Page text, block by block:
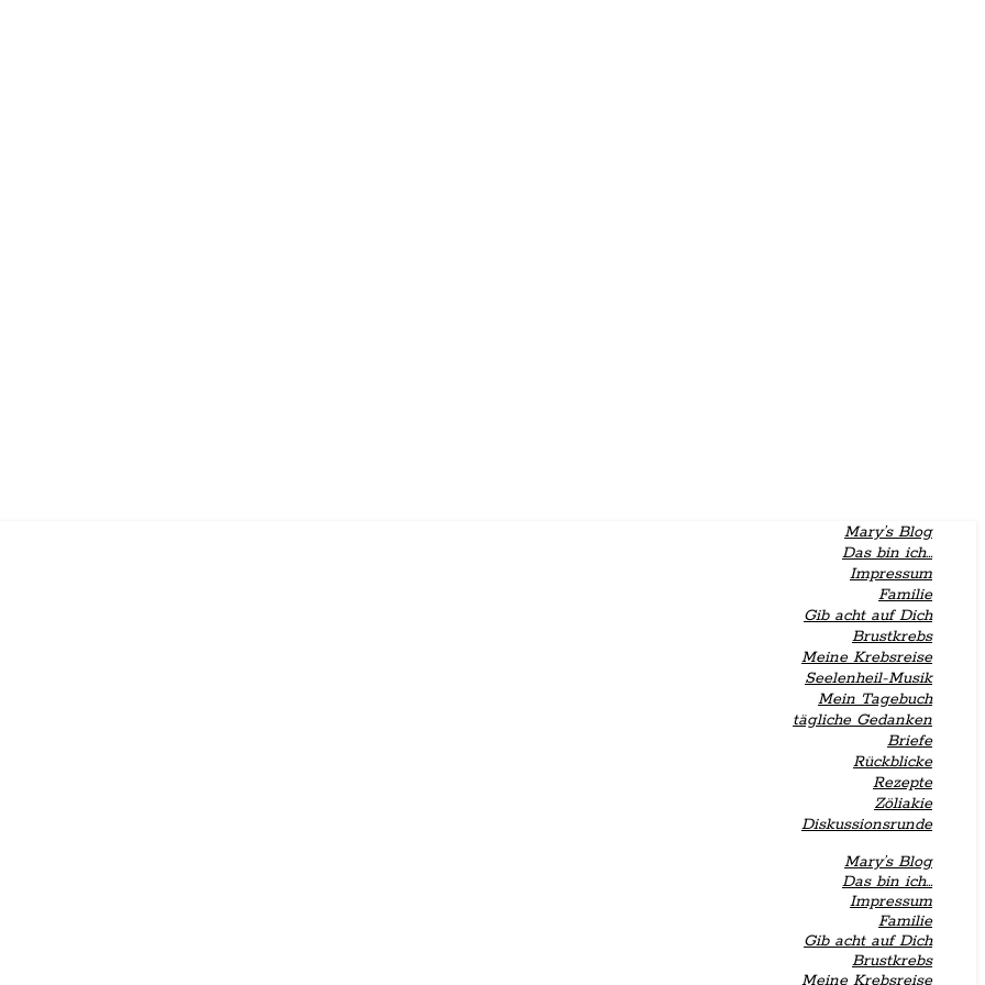
Mary’s Blog
Das bin ich…
Impressum
Familie
Gib acht auf Dich
Brustkrebs
Meine Krebsreise
Seelenheil-Musik
Mein Tagebuch
tägliche Gedanken
Briefe
Rückblicke
Rezepte
Zöliakie
Diskussionsrunde
Mary’s Blog
Das bin ich…
Impressum
Familie
Gib acht auf Dich
Brustkrebs
Meine Krebsreise